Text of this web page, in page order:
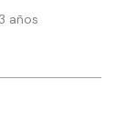
años